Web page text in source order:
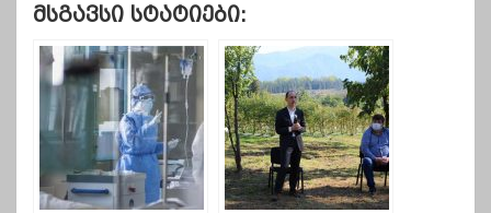
Მსგავსი Სტატიები: